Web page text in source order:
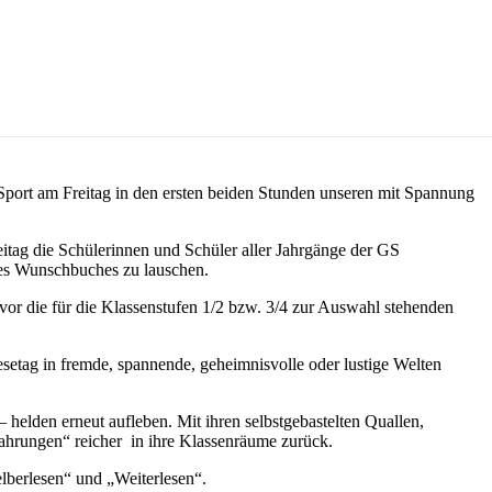
am Freitag in den ersten beiden Stunden unseren mit Spannung
die Schülerinnen und Schüler aller Jahrgänge der GS
Wunschbuches zu lauschen.
die für die Klassenstufen 1/2 bzw. 3/4 zur Auswahl stehenden
in fremde, spannende, geheimnisvolle oder lustige Welten
erneut aufleben. Mit ihren selbstgebastelten Quallen,
reicher in ihre Klassenräume zurück.
und „Weiterlesen“.